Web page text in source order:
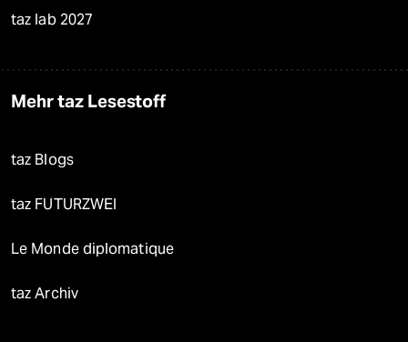
taz lab 2027
Mehr taz Lesestoff
taz Blogs
taz FUTURZWEI
Le Monde diplomatique
taz Archiv